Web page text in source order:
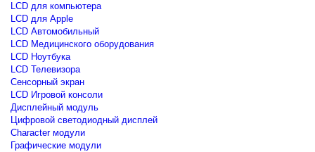
LCD для компьютера
LCD для Apple
LCD Автомобильный
LCD Медицинского оборудования
LCD Ноутбука
LCD Телевизора
Сенсорный экран
LCD Игровой консоли
Дисплейный модуль
Цифровой светодиодный дисплей
Сharacter модули
Графические модули